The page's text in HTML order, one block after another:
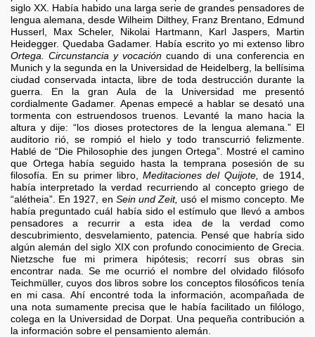
siglo XX. Había habido una larga serie de grandes pensadores de
lengua alemana, desde Wilheim Dilthey, Franz Brentano, Edmund
Husserl, Max Scheler, Nikolai Hartmann, Karl Jaspers, Martin
Heidegger. Quedaba Gadamer. Había escrito yo mi extenso libro
Ortega. Circunstancia y vocacióncuando di una conferencia en
Munich y la segunda en la Universidad de Heidelberg, la bellísima
ciudad conservada intacta, libre de toda destrucción durante la
guerra. En la gran Aula de la Universidad me presentó
cordialmente Gadamer. Apenas empecé a hablar se desató una
tormenta con estruendosos truenos. Levanté la mano hacia la
altura y dije: “los dioses protectores de la lengua alemana.” El
auditorio rió, se rompió el hielo y todo transcurrió felizmente.
Hablé de “Die Philosophie des jungen Ortega”. Mostré el camino
que Ortega había seguido hasta la temprana posesión de su
filosofía. En su primer libro, Meditaciones del Quijote,
de 1914,
había interpretado la verdad recurriendo al concepto griego de
“alétheia”. En 1927, en Sein und Zeit, usó el mismo concepto. Me
había preguntado cuál había sido el estímulo que llevó a ambos
pensadores a recurrir a esta idea de la verdad como
descubrimiento, desvelamiento, patencia. Pensé que habría sido
algún alemán del siglo XIX con profundo conocimiento de Grecia.
Nietzsche fue mi primera hipótesis; recorrí sus obras sin
encontrar nada. Se me ocurrió el nombre del olvidado filósofo
Teichmüller, cuyos dos libros sobre los conceptos filosóficos tenía
en mi casa. Ahí encontré toda la información, acompañada de
una nota sumamente precisa que le había facilitado un filólogo,
colega en la Universidad de Dorpat. Una pequeña contribución a
la información sobre el pensamiento alemán.